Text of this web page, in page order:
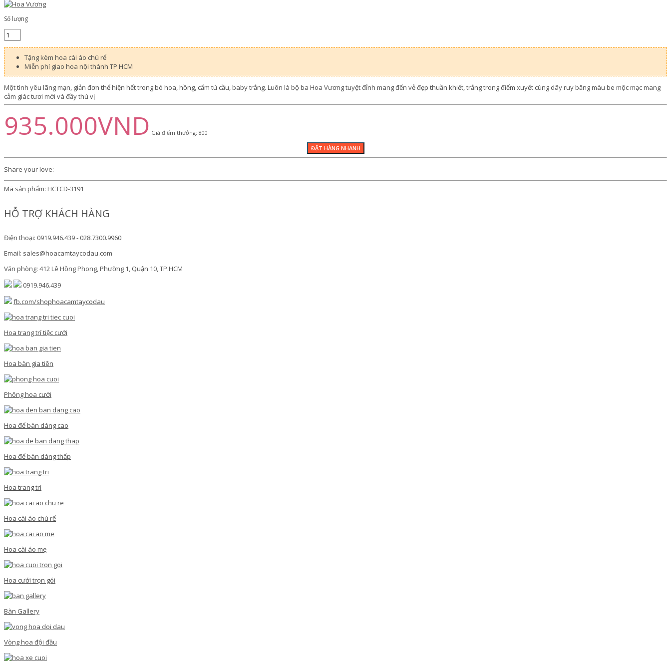
Số lượng
Tặng kèm hoa cài áo chú rể
Miễn phí giao hoa nội thành TP HCM
Một tình yêu lãng mạn, giản đơn thể hiện hết trong bó hoa, hồng, cẩm tú cầu, baby trắng. Luôn là bộ ba Hoa Vương tuyệt đỉnh mang đến vẻ đẹp thuần khiết, trắng trong điểm xuyết cùng dây ruy băng màu be mộc mạc mang
cảm giác tươi mới và đầy thú vị
935.000VND Giá điểm thưởng: 800
Share your love:
Mã sản phẩm: HCTCD-3191
HỖ TRỢ KHÁCH HÀNG
Điện thoại: 0919.946.439 - 028.7300.9960
Email: sales@hoacamtaycodau.com
Văn phòng: 412 Lê Hồng Phong, Phường 1, Quận 10, TP.HCM
0919.946.439
fb.com/shophoacamtaycodau
Hoa trang trí tiệc cưới
Hoa bàn gia tiên
Phông hoa cưới
Hoa để bàn dáng cao
Hoa để bàn dáng thấp
Hoa trang trí
Hoa cài áo chú rể
Hoa cài áo mẹ
Hoa cưới trọn gói
Bàn Gallery
Vòng hoa đội đầu